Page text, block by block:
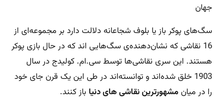
جهان
سگ‌های پوکر باز یا بلوف شجاعانه دلالت دارد بر مجموعه‌ای از
16 نقاشی که نشان‌دهنده‌ی سگ‌هایی اند که در حال بازی پوکر
هستند. این سری نقاشی‌ها توسط سی.ام. کولیدج در سال
1903 خلق شده‌اند و توانسته‌اند در طی این یک قرن جای خود
را در میانمشهورترین نقاشی های دنیا باز کنند.